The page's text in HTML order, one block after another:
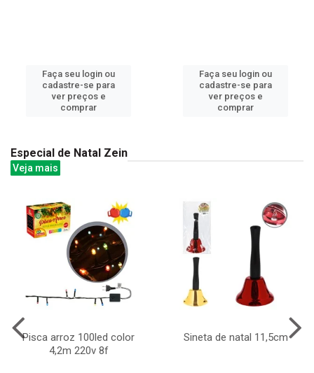
Faça seu login ou
cadastre-se para
ver preços e
comprar
Faça seu login ou
cadastre-se para
ver preços e
comprar
Especial de Natal Zein
Veja mais
Pisca arroz 100led color
4,2m 220v 8f
Sineta de natal 11,5cm